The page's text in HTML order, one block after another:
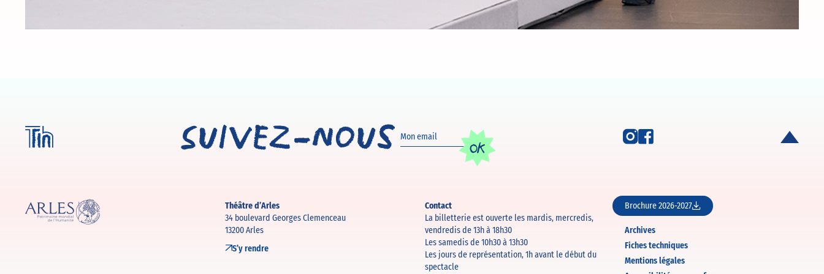
Suivez-nous OK
Théâtre d’Arles
34 boulevard Georges Clemenceau
13200 Arles
S’y rendre
Contact
La billetterie est ouverte les mardis, mercredis,
vendredis de 13h à 18h30
Les samedis de 10h30 à 13h30
Les jours de représentation, 1h avant le début du
spectacle
Brochure 2026-2027
Archives
Fiches techniques
Mentions légales